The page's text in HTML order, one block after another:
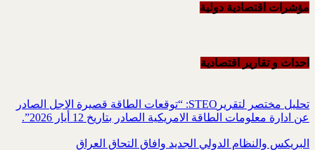
مؤشرات اقتصادية دولية
احداث و تقاریر اقتصادیة
تحليل مختصر لتقريرSTEO‏: “توقعات الطاقة قصيرة الاجل الصادر
عن ادارة معلومات الطاقة الامريكية ‏الصادر بتاريخ 12 أيار 2026”.‏
البريكس والنظام الدولي الجديد وافاق التحاق العراق